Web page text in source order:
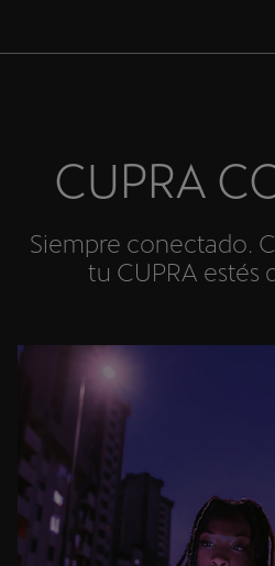
CUPRA
Siempre conectado.
tu CUPRA estés